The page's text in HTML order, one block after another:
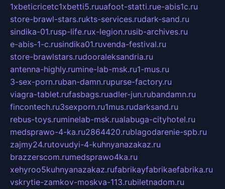
1xbeticricetc1xbetti5.ruuafoot-statti.rue-abis1c.ru
store-brawl-stars.rukts-services.rudark-sand.ru
sindika-01.rusp-life.rux-legion.rusib-archives.ru
e-abis-1-c.rusindika01.ruvenda-festival.ru
store-brawlstars.rudooraleksandria.ru
antenna-highly.rumine-lab-msk.ru1-mus.ru
3-sex-porn.ruban-damn.rupurse-factory.ru
viagra-tablet.rufasbags.ruadler-jun.rubandamn.ru
fincontech.ru3sexporn.ru1mus.rudarksand.ru
rebus-toys.ruminelab-msk.rualabuga-cityhotel.ru
medsprawo-4-ka.ru2864420.rublagodarenie-spb.ru
zajmy24.rutovudyi-4-kuhnyanazakaz.ru
brazzerscom.rumedsprawo4ka.ru
xehyroo5kuhnyanazakaz.rufabrikayfabrikaefabrika.ru
vskrytie-zamkov-moskva-113.rubiletnadom.ru